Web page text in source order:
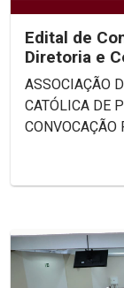
Edital de
Diretoria e
ASSOCIAÇÃO
CATÓLICA DE
CONVOCAÇÃO